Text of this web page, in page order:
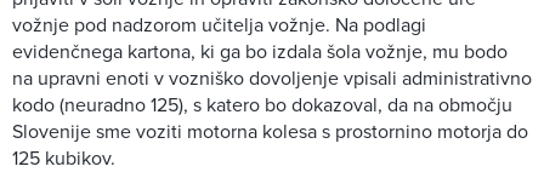
vožnje pod nadzorom učitelja vožnje. Na podlagi
evidenčnega kartona, ki ga bo izdala šola vožnje, mu bodo
na upravni enoti v vozniško dovoljenje vpisali administrativno
kodo (neuradno 125), s katero bo dokazoval, da na območju
Slovenije sme voziti motorna kolesa s prostornino motorja do
125 kubikov.